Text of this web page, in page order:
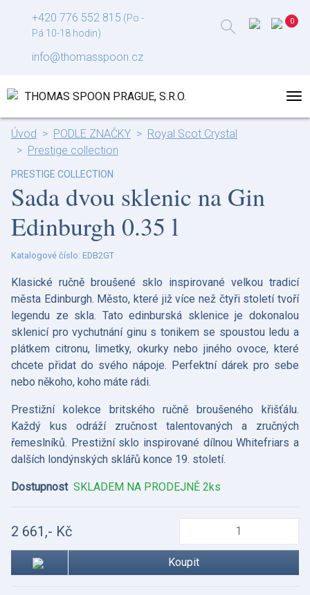
+420 776 552 815 (Po -
Pá 10-18 hodin)
info@thomasspoon.cz
Úvod PODLE ZNAČKY
Royal Scot Crystal
Prestige collection
PRESTIGE COLLECTION
Sada dvou sklenic na Gin
Edinburgh 0.35 l
Katalogové číslo: EDB2GT
Klasické ručně broušené sklo inspirované velkou tradicí
města Edinburgh. Město, které již více než čtyři století tvoří
legendu ze skla. Tato edinburská sklenice je dokonalou
sklenicí pro vychutnání ginu s tonikem se spoustou ledu a
plátkem citronu, limetky, okurky nebo jiného ovoce, které
chcete přidat do svého nápoje. Perfektní dárek pro sebe
nebo někoho, koho máte rádi.
Prestižní kolekce britského ručně broušeného křišťálu.
Každý kus odráží zručnost talentovaných a zručných
řemeslníků. Prestižní sklo inspirované dílnou Whitefriars a
dalších londýnských sklářů konce 19. století.
Dostupnost SKLADEM NA PRODEJNĚ 2ks
2 661,- Kč
Koupit